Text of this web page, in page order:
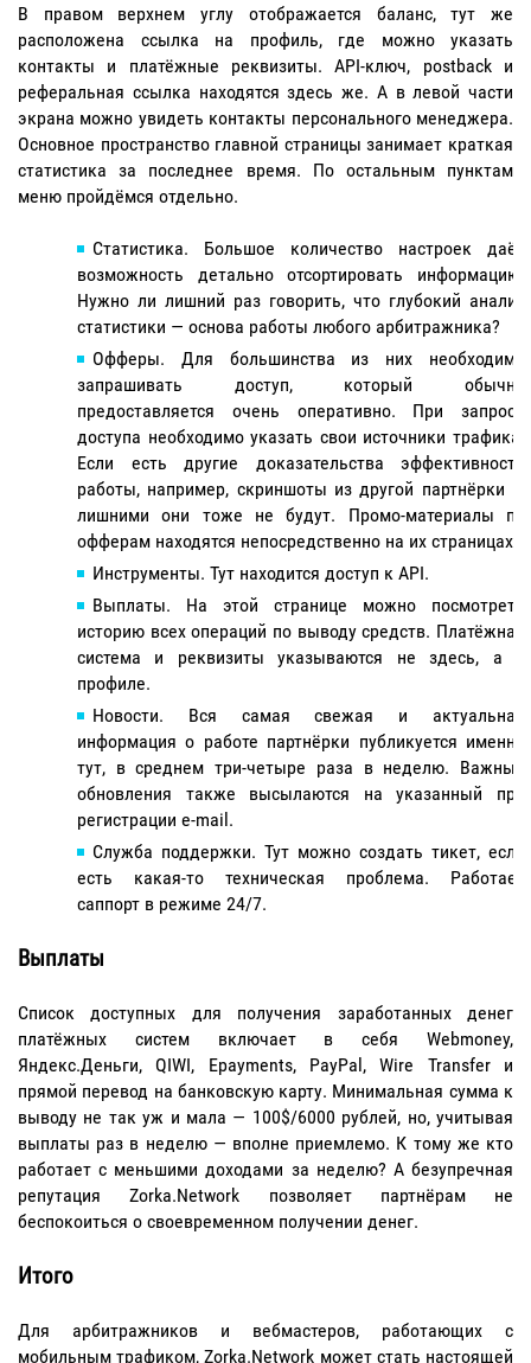
В правом верхнем углу отображается баланс, тут же
расположена ссылка на профиль, где можно указать
контакты и платёжные реквизиты. API-ключ, postback и
реферальная ссылка находятся здесь же. А в левой части
экрана можно увидеть контакты персонального менеджера.
Основное пространство главной страницы занимает краткая
статистика за последнее время. По остальным пунктам
меню пройдёмся отдельно.
Статистика. Большое количество настроек даёт
возможность детально отсортировать информацию.
Нужно ли лишний раз говорить, что глубокий анализ
статистики — основа работы любого арбитражника?
Офферы. Для большинства из них необходимо
запрашивать доступ, который обычно
предоставляется очень оперативно. При запросе
доступа необходимо указать свои источники трафика.
Если есть другие доказательства эффективности
работы, например, скриншоты из другой партнёрки —
лишними они тоже не будут. Промо-материалы по
офферам находятся непосредственно на их страницах.
Инструменты. Тут находится доступ к API.
Выплаты. На этой странице можно посмотреть
историю всех операций по выводу средств. Платёжная
система и реквизиты указываются не здесь, а в
профиле.
Новости. Вся самая свежая и актуальная
информация о работе партнёрки публикуется именно
тут, в среднем три-четыре раза в неделю. Важные
обновления также высылаются на указанный при
регистрации e-mail.
Служба поддержки. Тут можно создать тикет, если
есть какая-то техническая проблема. Работает
саппорт в режиме 24/7.
Выплаты
Список доступных для получения заработанных денег
платёжных систем включает в себя Webmoney,
Яндекс.Деньги, QIWI, Epayments, PayPal, Wire Transfer и
прямой перевод на банковскую карту. Минимальная сумма к
выводу не так уж и мала — 100$/6000 рублей, но, учитывая
выплаты раз в неделю — вполне приемлемо. К тому же кто
работает с меньшими доходами за неделю? А безупречная
репутация Zorka.Network позволяет партнёрам не
беспокоиться о своевременном получении денег.
Итого
Для арбитражников и вебмастеров, работающих с
мобильным трафиком, Zorka.Network может стать настоящей